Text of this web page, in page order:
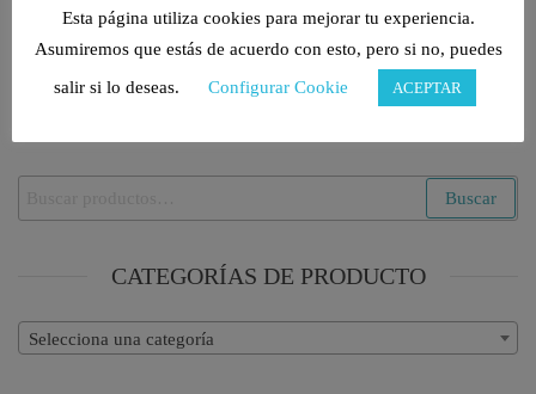
por:
Buscar
CATEGORÍAS DE PRODUCTO
Selecciona una categoría
Esta página utiliza cookies para mejorar tu experiencia.
Asumiremos que estás de acuerdo con esto, pero si no, puedes
salir si lo deseas.
Configurar Cookie ACEPTAR